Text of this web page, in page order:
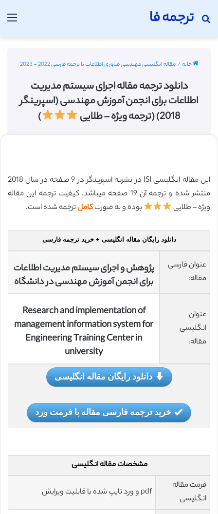
ترجمه فا
جستجو برای
خانه/مقاله انگلیسی مهندسی فناوری اطلاعات با ترجمه فارسی 2022 - 2023
دانلود ترجمه مقاله اجرای سیستم مدیریت
اطلاعات برای انجمن آموزش مهندسی (اسپرینگر
2018) (ترجمه ویژه – طلایی
)
این مقاله انگلیسی ISI در نشریه اسپرینگر در 9 صفحه در سال 2018
منتشر شده و ترجمه آن 19 صفحه میباشد. کیفیت ترجمه این مقاله
ویژه – طلایی
بوده و به صورتکاملترجمه شده است.
دانلود رایگان مقاله انگلیسی + خرید ترجمه فارسی
عنوان فارسی
مقاله:
پژوهش و اجرای سیستم مدیریت اطلاعات
برای انجمن آموزش مهندسی در دانشگاه
عنوان
انگلیسی
مقاله:
Research and implementation of
management information system for
Engineering Training Center in
university
دانلود رایگان مقاله انگلیسی
خرید ترجمه فارسی مقاله با فرمت ورد
مشخصات مقاله انگلیسی
فرمت مقاله
انگلیسی
pdf و ورد تایپ شده با قابلیت ویرایش